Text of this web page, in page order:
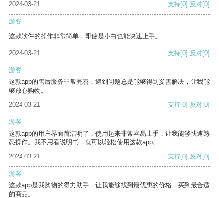
2024-03-21
支持[0] 反对[0]
游客
这款软件的操作非常简单，即使是小白也能快速上手。
2024-03-21 支持[0] 反对[0]
游客
这款app的售后服务非常完善，遇到问题总是能够得到妥善解决，让我能
够放心购物。
2024-03-21
支持[0] 反对[0]
游客
这款app的用户界面简洁明了，使用起来非常容易上手，让我能够快速熟
悉操作。我不用看说明书，就可以轻松使用这款app。
2024-03-21
支持[0] 反对[0]
游客
这款app是我购物的得力助手，让我能够找到最优惠的价格，买到最合适
的商品。